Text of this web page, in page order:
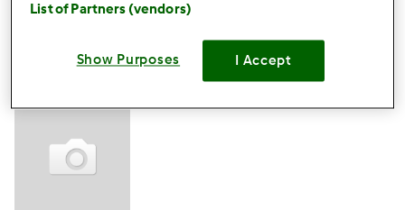
simonapignotti (non
List of Partners (vendors)
Show Purposes I Accept